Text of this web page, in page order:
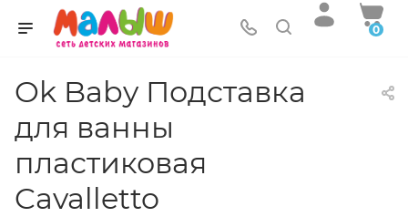
0
Ok Baby Подставка
для ванны
пластиковая
Cavalletto